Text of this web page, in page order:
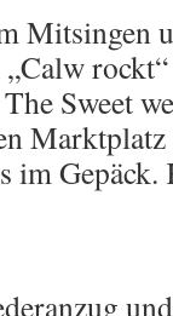
Mitsingen
Sweet
im Gepäck.